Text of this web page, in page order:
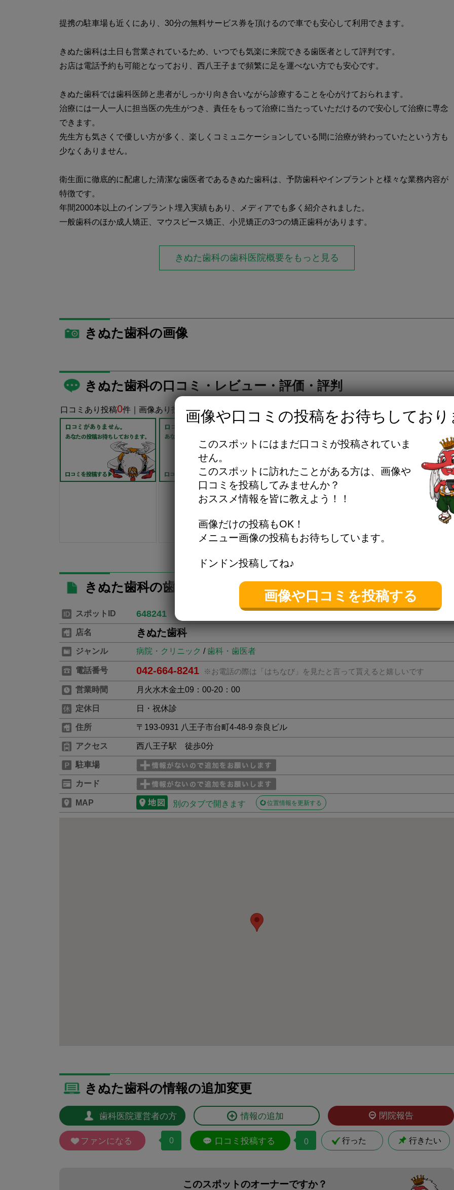
提携の駐車場も近くにあり、30分の無料サービス券を頂けるので車でも安心して利用できます。
きぬた歯科は土日も営業されているため、いつでも気楽に来院できる歯医者として評判です。
お店は電話予約も可能となっており、西八王子まで頻繁に足を運べない方でも安心です。
きぬた歯科では歯科医師と患者がしっかり向き合いながら診療することを心がけておられます。
治療には一人一人に担当医の先生がつき、責任をもって治療に当たっていただけるので安心して治療に専念
できます。
先生方も気さくで優しい方が多く、楽しくコミュニケーションしている間に治療が終わっていたという方も
少なくありません。
衛生面に徹底的に配慮した清潔な歯医者であるきぬた歯科は、予防歯科やインプラントと様々な業務内容が
特徴です。
年間2000本以上のインプラント埋入実績もあり、メディアでも多く紹介されました。
一般歯科のほか成人矯正、マウスピース矯正、小児矯正の3つの矯正歯科があります。
きぬた歯科の歯科医院概要を もっと見る
きぬた歯科の画像
きぬた歯科の口コミ・レビュー・評価・評判
口コミあり投稿0件｜画像あり投稿0件
きぬた歯科の歯科医院詳細情報
スポットID 648241
店名 きぬた歯科
ジャンル 病院・クリニック /歯科・歯医者
電話番号 042-664-8241 ※お電話の際は「はちなび」を見たと言って貰えると嬉しいです
営業時間 月火水木金土09：00-20：00
定休日 日・祝休診
住所 〒193-0931 八王子市台町4-48-9 奈良ビル
アクセス 西八王子駅 徒歩0分
駐車場
カード
MAP 別のタブで開きます 位置情報を更新する
きぬた歯科の情報の追加変更
歯科医院運営者の方 情報の追加 閉院報告
ファンになる 0 口コミ投稿する 0 行った 行きたい
このスポットのオーナーですか？
画像や口コミの投稿をお待ちしており
このスポットにはまだ口コミが投稿されていま
せん。
このスポットに訪れたことがある方は、画像や
口コミを投稿してみませんか？
おススメ情報を皆に教えよう！！
画像だけの投稿もOK！
メニュー画像の投稿もお待ちしています。
ドンドン投稿してね♪
画像や口コミを投稿する